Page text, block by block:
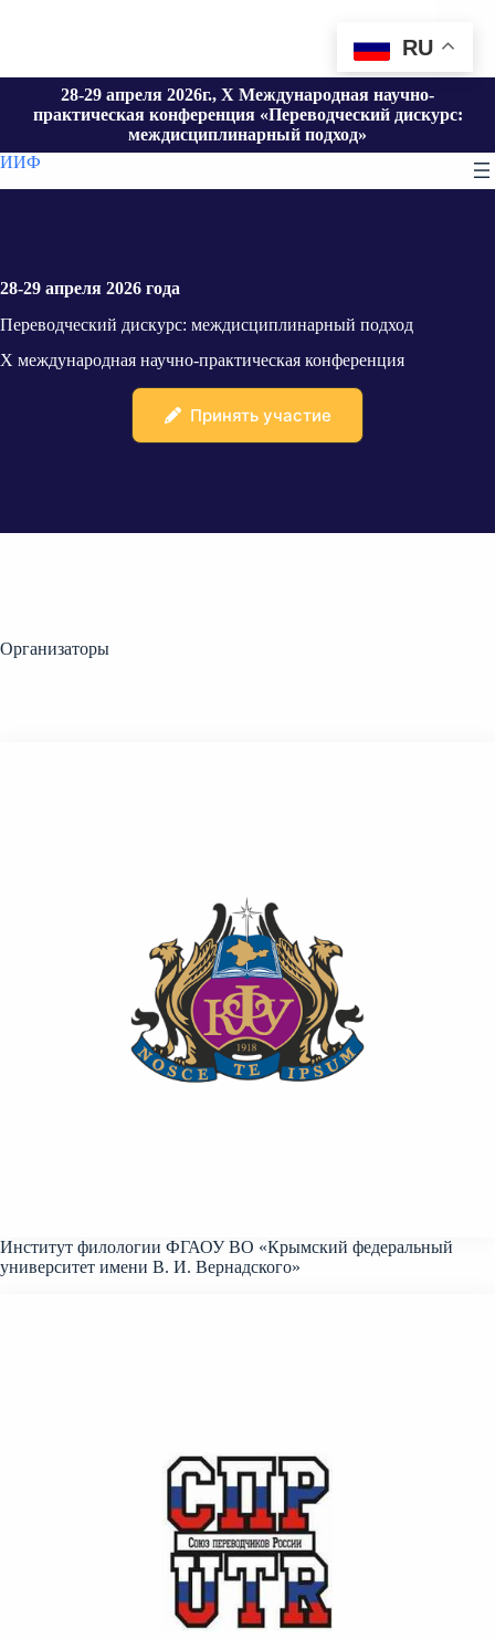
28-29 апреля 2026г., X Международная научно-
практическая конференция «Переводческий дискурс:
междисциплинарный подход»
ИИФ
28-29 апреля 2026 года
Переводческий дискурс: междисциплинарный подход
X международная научно-практическая конференция
Принять участие
Организаторы
Институт филологии ФГАОУ ВО «Крымский федеральный
университет имени В. И. Вернадского»
RU